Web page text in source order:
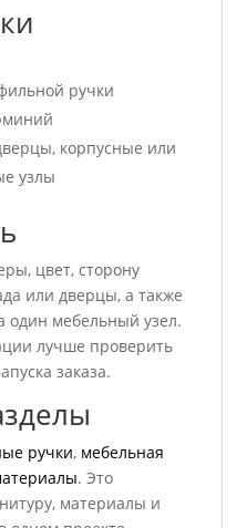
ручки
корпусные или
узлы
цвет, сторону
или дверцы, а также
один мебельный узел.
лучше проверить
заказа.
ручки, мебельная
. Это
материалы и